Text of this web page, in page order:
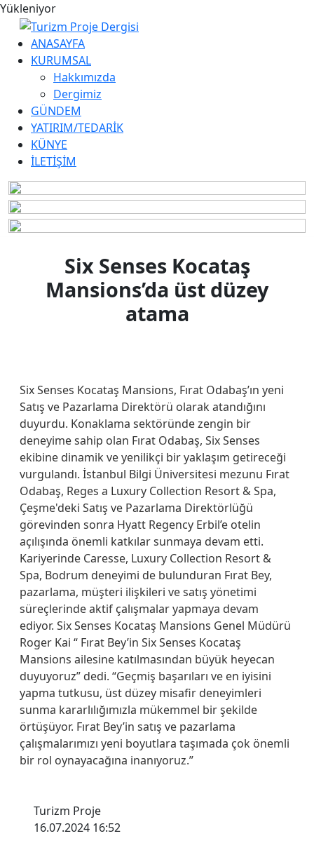
Yükleniyor
ANASAYFA
KURUMSAL
Hakkımızda
Dergimiz
GÜNDEM
YATIRIM/TEDARİK
KÜNYE
İLETİŞİM
Six Senses Kocataş
Mansions’da üst düzey
atama
Six Senses Kocataş Mansions, Fırat Odabaş’ın yeni
Satış ve Pazarlama Direktörü olarak atandığını
duyurdu. Konaklama sektöründe zengin bir
deneyime sahip olan Fırat Odabaş, Six Senses
ekibine dinamik ve yenilikçi bir yaklaşım getireceği
vurgulandı. İstanbul Bilgi Üniversitesi mezunu Fırat
Odabaş, Reges a Luxury Collection Resort & Spa,
Çeşme'deki Satış ve Pazarlama Direktörlüğü
görevinden sonra Hyatt Regency Erbil’e otelin
açılışında önemli katkılar sunmaya devam etti.
Kariyerinde Caresse, Luxury Collection Resort &
Spa, Bodrum deneyimi de bulunduran Fırat Bey,
pazarlama, müşteri ilişkileri ve satış yönetimi
süreçlerinde aktif çalışmalar yapmaya devam
ediyor. Six Senses Kocataş Mansions Genel Müdürü
Roger Kai “ Fırat Bey’in Six Senses Kocataş
Mansions ailesine katılmasından büyük heyecan
duyuyoruz” dedi. “Geçmiş başarıları ve en iyisini
yapma tutkusu, üst düzey misafir deneyimleri
sunma kararlılığımızla mükemmel bir şekilde
örtüşüyor. Fırat Bey’in satış ve pazarlama
çalışmalarımızı yeni boyutlara taşımada çok önemli
bir rol oynayacağına inanıyoruz.”
Turizm Proje
16.07.2024 16:52